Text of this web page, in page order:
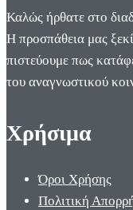
Καλώς ήρθατε στο
Η προσπάθεια μας
πιστεύουμε πως
του αναγνωστικού
Χρήσιμα
Όροι Χρήσης
Πολιτική